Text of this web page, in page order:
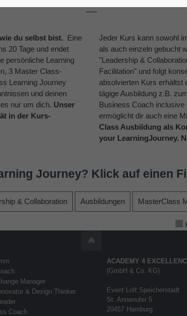
du selbst bist. Eine
20 Tage und endet
persönliche Learning
3 Master Class-
Learning Journey
und deinen
nur um dich. Unser
in der Kurs-
Jeder Kurs kann sowohl
als auch einzeln gebucht
"Leadership &
Facilitation" und folgt
absolvierten Kurs erhältst
tägige Ausbildung z.B.
Business Coach
ermöglicht dir auch eine
Class Ausbildung als
your LearningJourney.
Journey? Klick auf einen
& Collaboration Ausbildungen MasterClass
Manager
& Design Thinker
Coach
ACADEMY 4
(GmbH & Co. KG)
Event Loft Speicherstadt
St. Annenufer 5
20457 Hamburg